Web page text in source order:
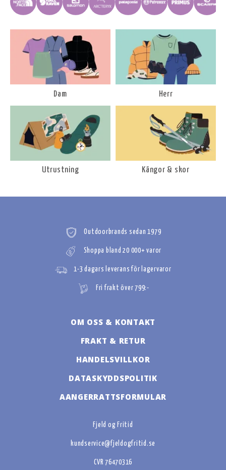
Dam Herr
Utrustning Kängor & skor
Outdoorbrands sedan 1979
Shoppa bland 20 000+ varor
1-3 dagars leverans för lagervaror
Fri frakt över 799:-
OM OSS & KONTAKT
FRAKT & RETUR
HANDELSVILLKOR
DATASKYDDSPOLITIK
AANGERRATTSFORMULAR
Fjeld og Fritid
kundservice@fjeldogfritid.se
CVR 76470316